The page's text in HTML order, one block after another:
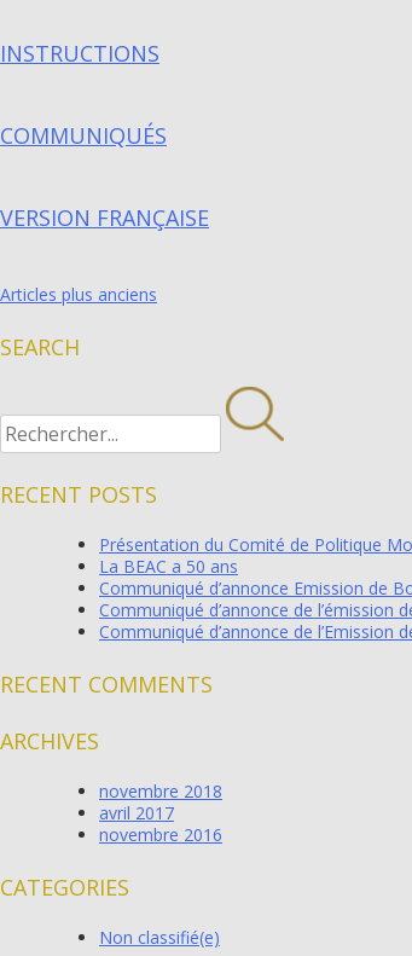
INSTRUCTIONS
COMMUNIQUÉS
VERSION FRANÇAISE
NAVIGATION
ARTICLES
Articles plus anciens
SEARCH
RECENT POSTS
Présentation du Comité de Politique
La BEAC a 50 ans
Communiqué d’annonce Emission de
Communiqué d’annonce de
Communiqué d’annonce de
RECENT COMMENTS
ARCHIVES
novembre 2018
avril 2017
novembre 2016
CATEGORIES
Non classifié(e)